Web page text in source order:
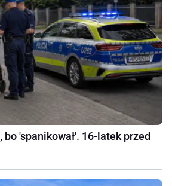
bo 'spanikował'. 16-latek przed